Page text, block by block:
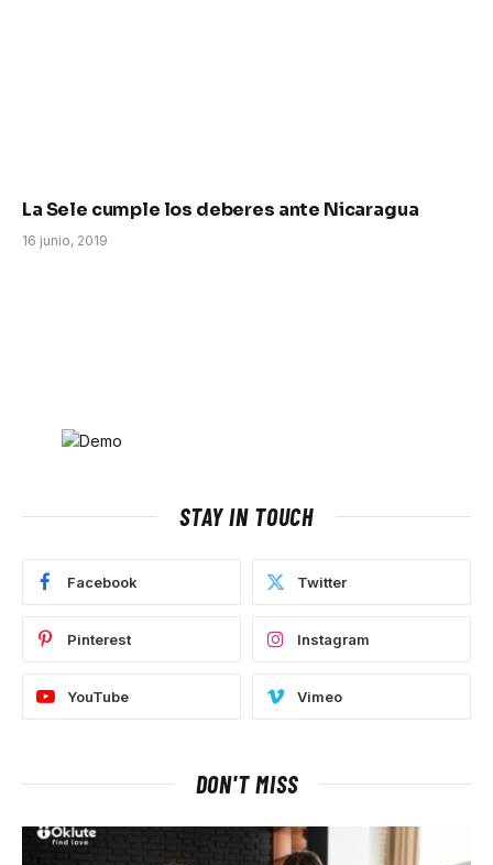
La Sele cumple los deberes ante Nicaragua
16 junio, 2019
STAY IN TOUCH
Facebook Twitter
Pinterest Instagram
YouTube Vimeo
DON'T MISS